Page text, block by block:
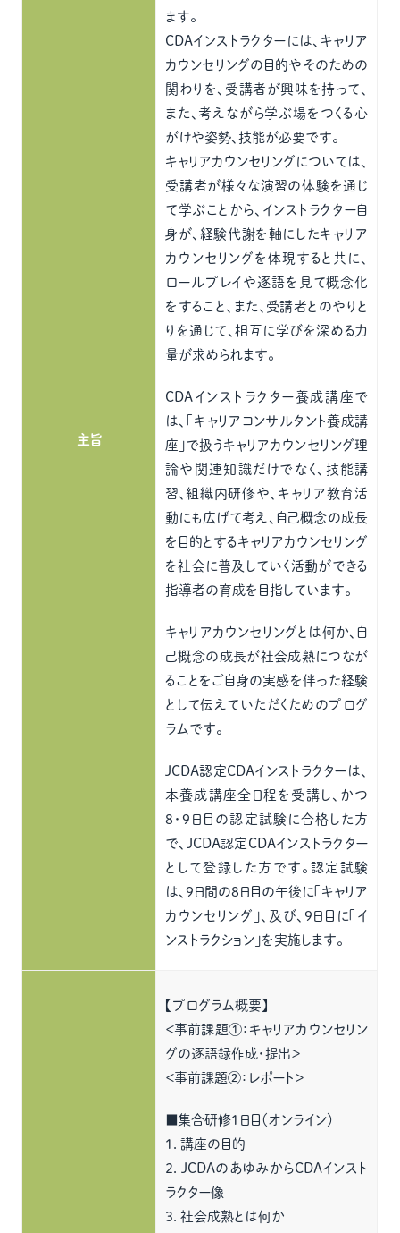
主旨
ます。
CDAインストラクターには、キャリア
カウンセリングの目的やそのための
関わりを、受講者が興味を持って、
また、考えながら学ぶ場をつくる心
がけや姿勢、技能が必要です。
キャリアカウンセリングについては、
受講者が様々な演習の体験を通じ
て学ぶことから、インストラクター自
身が、経験代謝を軸にしたキャリア
カウンセリングを体現すると共に、
ロールプレイや逐語を見て概念化
をすること、また、受講者とのやりと
りを通じて、相互に学びを深める力
量が求められます。
CDAインストラクター養成講座で
は、「キャリアコンサルタント養成講
座」で扱うキャリアカウンセリング理
論や関連知識だけでなく、技能講
習、組織内研修や、キャリア教育活
動にも広げて考え、自己概念の成長
を目的とするキャリアカウンセリング
を社会に普及していく活動ができる
指導者の育成を目指しています。
キャリアカウンセリングとは何か、自
己概念の成長が社会成熟につなが
ることをご自身の実感を伴った経験
として伝えていただくためのプログ
ラムです。
JCDA認定CDAインストラクターは、
本養成講座全日程を受講し、かつ
8・9日目の認定試験に合格した方
で、JCDA認定CDAインストラクター
として登録した方です。認定試験
は、9日間の8日目の午後に「キャリア
カウンセリング」、及び、9日目に「イ
ンストラクション」を実施します。
【プログラム概要】
＜事前課題①：キャリアカウンセリン
グの逐語録作成・提出＞
＜事前課題②：レポート＞
■集合研修１日目（オンライン）
１．講座の目的
２．JCDAのあゆみからCDAインスト
ラクター像
３．社会成熟とは何か